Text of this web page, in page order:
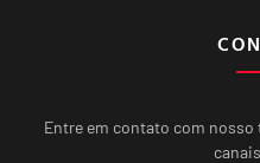
Entre em contato com